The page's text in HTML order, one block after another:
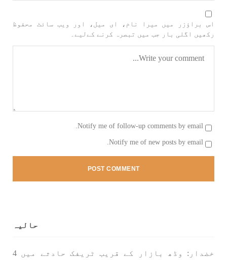
اس براؤزر میں میرا نام، ای میل، اور ویب سائٹ محفوظ
رکھیں اگلی بار جب میں تبصرہ کرنے کےلیے۔
Notify me of follow-up comments by email.
Notify me of new posts by email.
حالیہ
خضدار: وڈھ بازار کے قریب ٹریفک حادثے میں 4